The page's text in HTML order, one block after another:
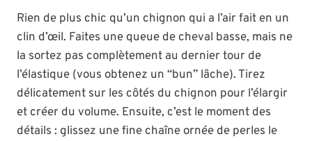
Rien de plus chic qu’un chignon qui a l’air fait en un
clin d’œil. Faites une queue de cheval basse, mais ne
la sortez pas complètement au dernier tour de
l’élastique (vous obtenez un “bun” lâche). Tirez
délicatement sur les côtés du chignon pour l’élargir
et créer du volume. Ensuite, c’est le moment des
détails : glissez une fine chaîne ornée de perles le